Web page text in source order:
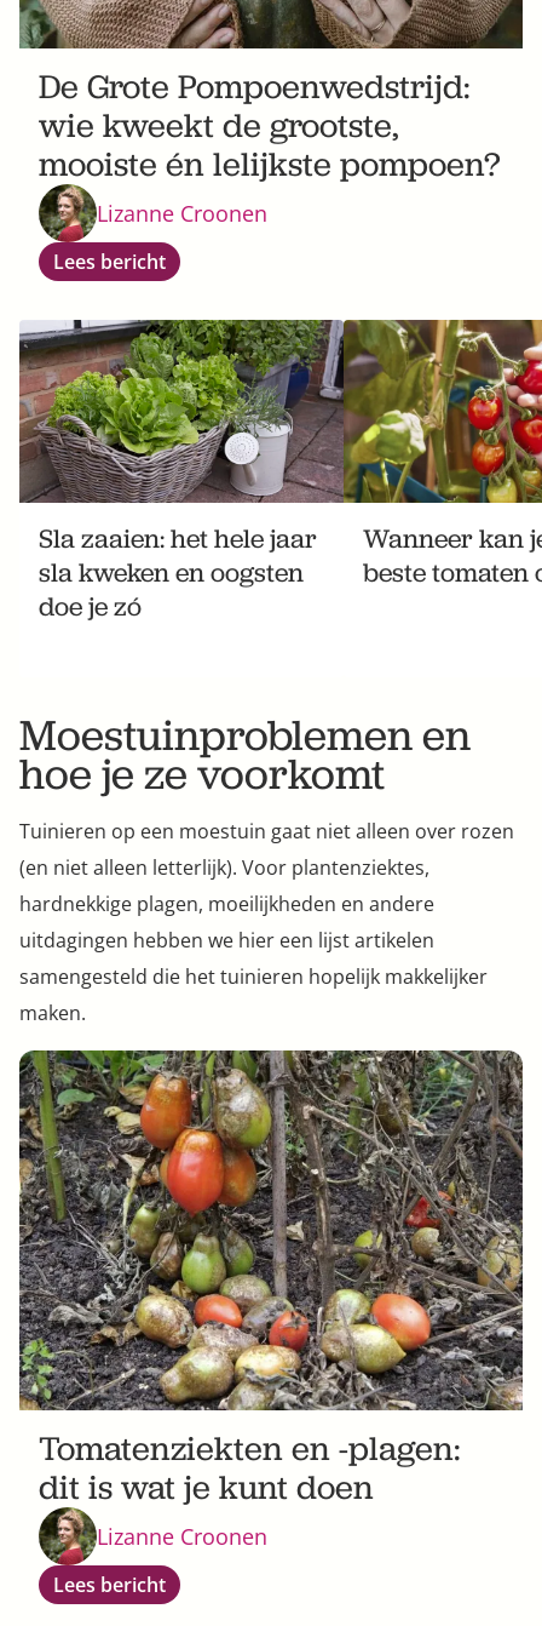
De Grote Pompoenwedstrijd:
wie kweekt de grootste,
mooiste én lelijkste pompoen?
Lizanne Croonen
Lees bericht
Sla zaaien: het hele jaar
sla kweken en oogsten
doe je zó
Wanneer kan
beste tomaten
Moestuinproblemen en
hoe je ze voorkomt
Tuinieren op een moestuin gaat niet alleen over rozen
(en niet alleen letterlijk). Voor plantenziektes,
hardnekkige plagen, moeilijkheden en andere
uitdagingen hebben we hier een lijst artikelen
samengesteld die het tuinieren hopelijk makkelijker
maken.
Tomatenziekten en -plagen:
dit is wat je kunt doen
Lizanne Croonen
Lees bericht